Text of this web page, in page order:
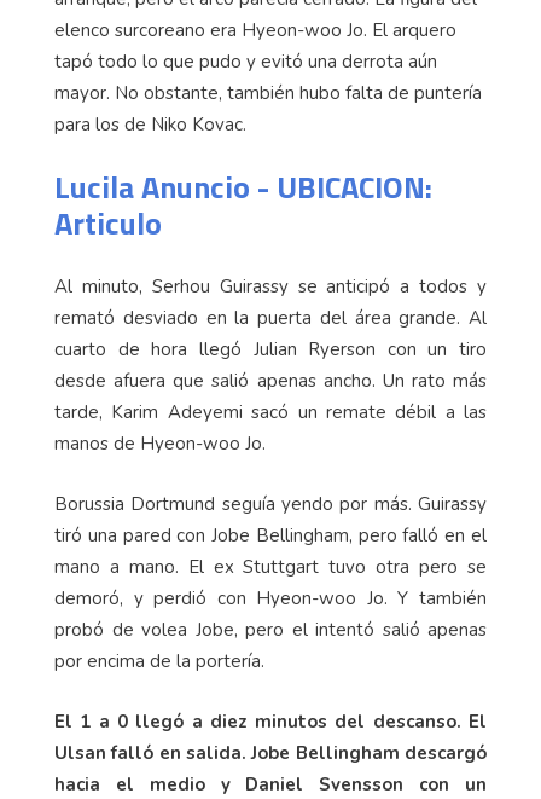
elenco surcoreano era Hyeon-woo Jo. El arquero
tapó todo lo que pudo y evitó una derrota aún
mayor. No obstante, también hubo falta de puntería
para los de Niko Kovac.
Lucila Anuncio - UBICACION:
Articulo
Al minuto, Serhou Guirassy se anticipó a todos y
remató desviado en la puerta del área grande. Al
cuarto de hora llegó Julian Ryerson con un tiro
desde afuera que salió apenas ancho. Un rato más
tarde, Karim Adeyemi sacó un remate débil a las
manos de Hyeon-woo Jo.
Borussia Dortmund seguía yendo por más. Guirassy
tiró una pared con Jobe Bellingham, pero falló en el
mano a mano. El ex Stuttgart tuvo otra pero se
demoró, y perdió con Hyeon-woo Jo. Y también
probó de volea Jobe, pero el intentó salió apenas
por encima de la portería.
El 1 a 0 llegó a diez minutos del descanso. El
Ulsan falló en salida. Jobe Bellingham descargó
hacia el medio y Daniel Svensson con un